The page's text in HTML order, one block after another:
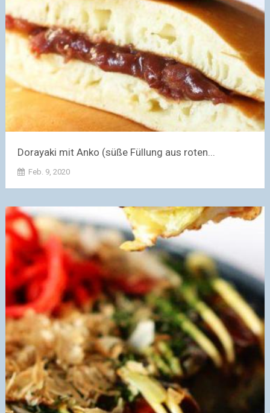
Dorayaki mit Anko (süße Füllung aus roten...
Feb. 9, 2020